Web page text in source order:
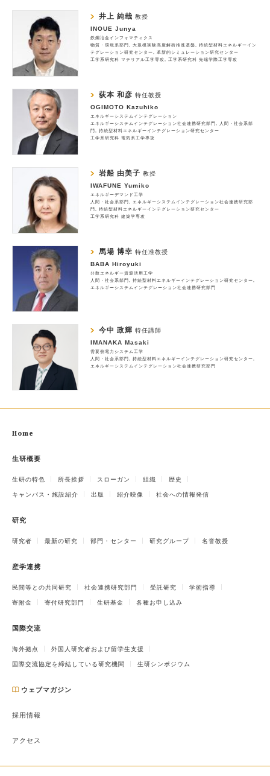
井上 純哉 教授
INOUE Junya
鉄鋼冶金インフォマティクス
物質・環境系部門
大規模実験高度解析推進基盤
持続型材料エネルギーイン
テグレーション研究センター
革新的シミュレーション研究センター
工学系研究科 マテリアル工学専攻
工学系研究科 先端学際工学専攻
荻本 和彦 特任教授
OGIMOTO Kazuhiko
エネルギーシステムインテグレーション
エネルギーシステムインテグレーション社会連携研究部門
人間・社会系部
門
持続型材料エネルギーインテグレーション研究センター
工学系研究科 電気系工学専攻
岩船 由美子 教授
IWAFUNE Yumiko
エネルギーデマンド工学
人間・社会系部門
エネルギーシステムインテグレーション社会連携研究部
門
持続型材料エネルギーインテグレーション研究センター
工学系研究科 建築学専攻
馬場 博幸 特任准教授
BABA Hiroyuki
分散エネルギー資源活用工学
人間・社会系部門
持続型材料エネルギーインテグレーション研究センター
エネルギーシステムインテグレーション社会連携研究部門
今中 政輝 特任講師
IMANAKA Masaki
需要側電力システム工学
人間・社会系部門
持続型材料エネルギーインテグレーション研究センター
エネルギーシステムインテグレーション社会連携研究部門
Home
生研概要
生研の特色 所長挨拶 スローガン 組織 歴史
キャンパス・施設紹介 出版 紹介映像 社会への情報発信
研究
研究者 最新の研究 部門・センター 研究グループ 名誉教授
産学連携
民間等との共同研究 社会連携研究部門 受託研究 学術指導
寄附金 寄付研究部門 生研基金 各種お申し込み
国際交流
海外拠点 外国人研究者および留学生支援
国際交流協定を締結している研究機関 生研シンポジウム
ウェブマガジン
採用情報
アクセス